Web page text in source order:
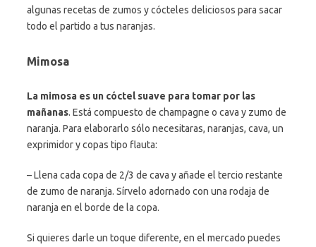
algunas recetas de zumos y cócteles deliciosos para sacar
todo el partido a tus naranjas.
Mimosa
La mimosa es un cóctel suave para tomar por las
mañanas. Está compuesto de champagne o cava y zumo de
naranja. Para elaborarlo sólo necesitaras, naranjas, cava, un
exprimidor y copas tipo flauta:
– Llena cada copa de 2/3 de cava y añade el tercio restante
de zumo de naranja. Sírvelo adornado con una rodaja de
naranja en el borde de la copa.
Si quieres darle un toque diferente, en el mercado puedes